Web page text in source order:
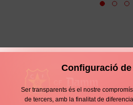
Configuració
Ser transparents és el nostre
de tercers, amb la finalitat de